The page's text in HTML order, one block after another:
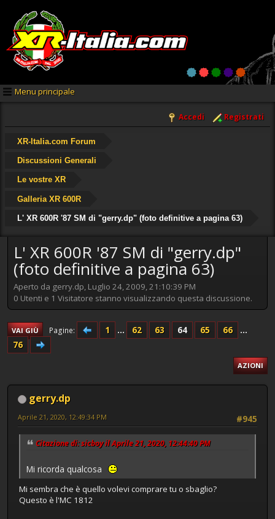
Menu principale
Accedi Registrati
XR-Italia.com Forum
Discussioni Generali
Le vostre XR
Galleria XR 600R
L' XR 600R '87 SM di "gerry.dp" (foto definitive a pagina 63)
L' XR 600R '87 SM di "gerry.dp"
(foto definitive a pagina 63)
Aperto da gerry.dp, Luglio 24, 2009, 21:10:39 PM
0 Utenti e 1 Visitatore stanno visualizzando questa discussione.
VAI GIÙ Pagine 1 ... 62 63 64 65 66
...
76
AZIONI
gerry.dp
#945
Aprile 21, 2020, 12:49:34 PM
Citazione di: sicboy il Aprile 21, 2020, 12:44:40 PM
Mi ricorda qualcosa
Mi sembra che è quello volevi comprare tu o sbaglio?
Questo è l'MC 1812